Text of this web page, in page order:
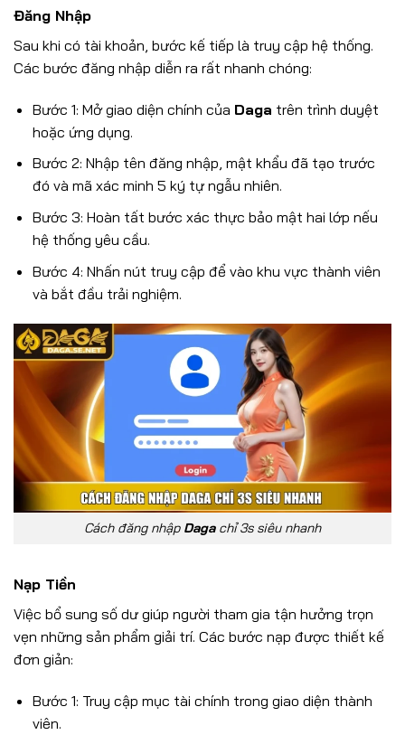
Đăng Nhập
Sau khi có tài khoản, bước kế tiếp là truy cập hệ thống.
Các bước đăng nhập diễn ra rất nhanh chóng:
Bước 1: Mở giao diện chính của Daga trên trình duyệt
hoặc ứng dụng.
Bước 2: Nhập tên đăng nhập, mật khẩu đã tạo trước
đó và mã xác minh 5 ký tự ngẫu nhiên.
Bước 3: Hoàn tất bước xác thực bảo mật hai lớp nếu
hệ thống yêu cầu.
Bước 4: Nhấn nút truy cập để vào khu vực thành viên
và bắt đầu trải nghiệm.
Cách đăng nhập Dagachỉ 3s siêu nhanh
Nạp Tiền
Việc bổ sung số dư giúp người tham gia tận hưởng trọn
vẹn những sản phẩm giải trí. Các bước nạp được thiết kế
đơn giản:
Bước 1: Truy cập mục tài chính trong giao diện thành
viên.